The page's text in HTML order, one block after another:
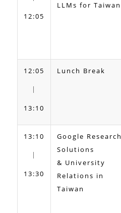
12:05
LLMs for Taiwan
12:05
13:10
Lunch Break
13:10
13:30
Google Research
Solutions
& University
Relations in
Taiwan